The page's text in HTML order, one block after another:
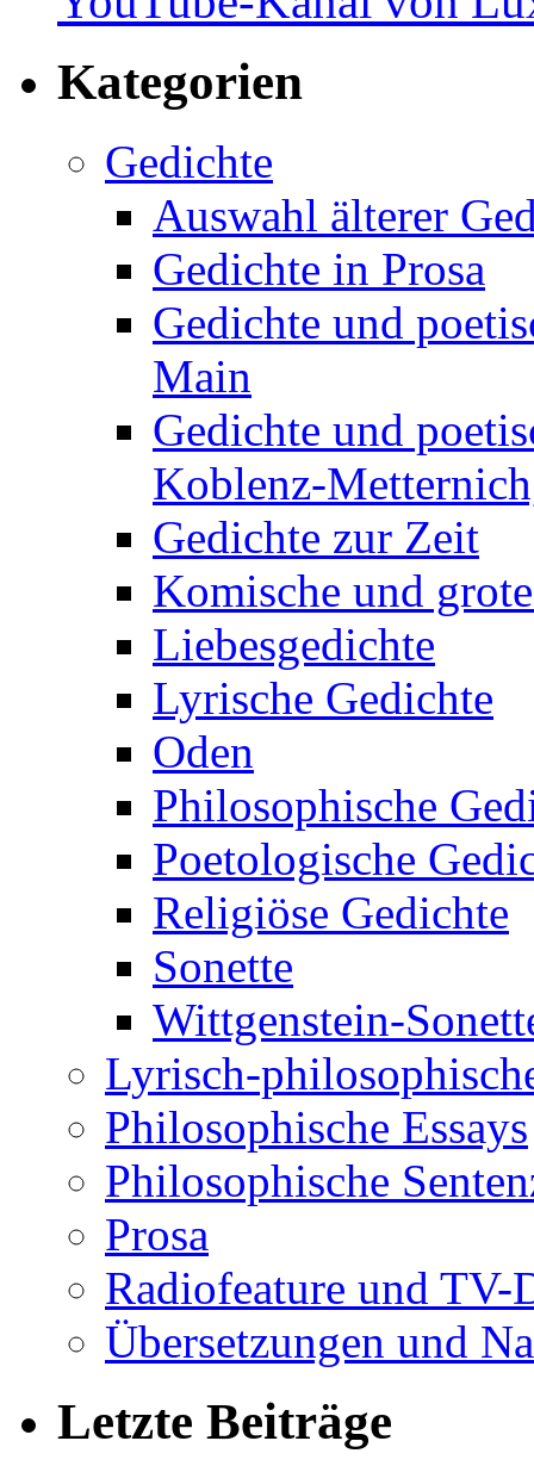
Kategorien
Gedichte
Auswahl älterer
Gedichte in Prosa
Gedichte und
Main
Gedichte und
Koblenz-
Gedichte zur Zeit
Komische und
Liebesgedichte
Lyrische Gedichte
Oden
Philosophische
Poetologische
Religiöse Gedichte
Sonette
Wittgenstein-
Lyrisch-
Philosophische Essays
Philosophische
Prosa
Radiofeature und TV-
Übersetzungen und
Letzte Beiträge